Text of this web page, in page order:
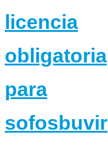
licencia
obligatoria
para
sofosbuvir